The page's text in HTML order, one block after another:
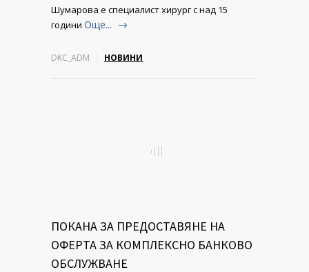
Шумарова е специалист хирург с над 15
години Още...
DKC_ADM НОВИНИ
ПОКАНА ЗА ПРЕДОСТАВЯНЕ НА
ОФЕРТА ЗА КОМПЛЕКСНО БАНКОВО
ОБСЛУЖВАНЕ